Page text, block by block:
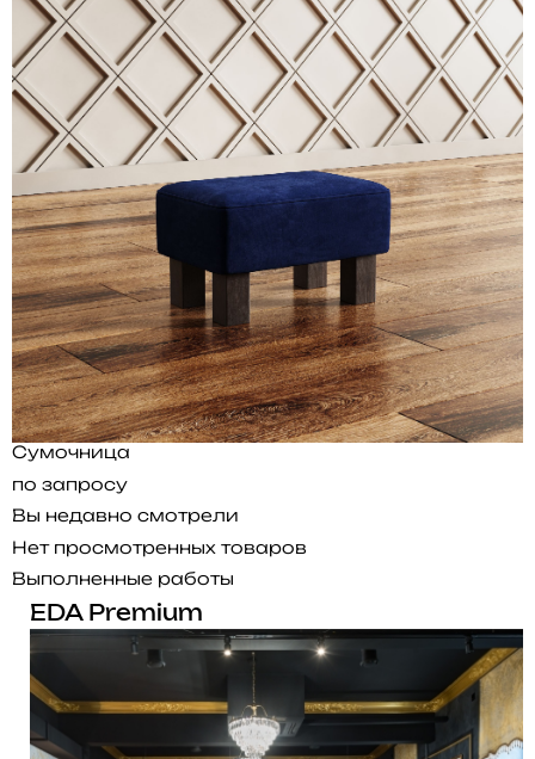
Сумочница
по запросу
Вы недавно смотрели
Нет просмотренных товаров
Выполненные работы
EDA Premium